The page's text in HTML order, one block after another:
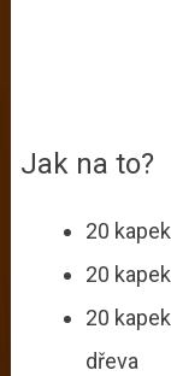
Jak na to?
20
20
20
dřeva